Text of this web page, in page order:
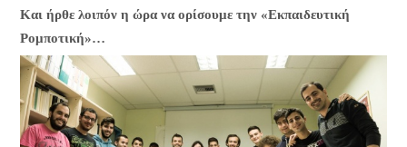
Και ήρθε λοιπόν η ώρα να ορίσουμε την «Εκπαιδευτική
Ρομποτική»…